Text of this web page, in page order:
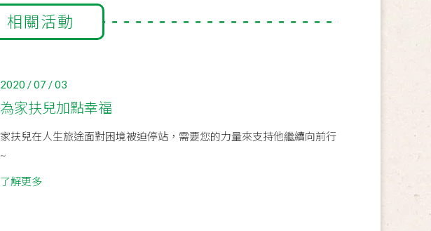
相關活動
2020 / 07 / 03
為家扶兒加點幸福
家扶兒在人生旅途面對困境被迫停站，需要您的力量來支持他繼續向前行
~
了解更多